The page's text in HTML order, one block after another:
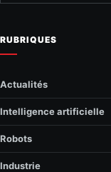
RUBRIQUES
Actualités
Intelligence artificielle
Robots
Industrie